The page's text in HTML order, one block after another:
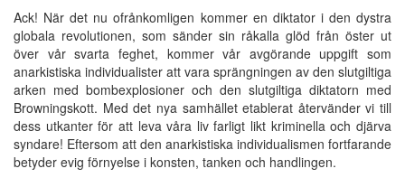
Ack! När det nu ofrånkomligen kommer en diktator i den dystra
globala revolutionen, som sänder sin råkalla glöd från öster ut
över vår svarta feghet, kommer vår avgörande uppgift som
anarkistiska individualister att vara sprängningen av den slutgiltiga
arken med bombexplosioner och den slutgiltiga diktatorn med
Browningskott. Med det nya samhället etablerat återvänder vi till
dess utkanter för att leva våra liv farligt likt kriminella och djärva
syndare! Eftersom att den anarkistiska individualismen fortfarande
betyder evig förnyelse i konsten, tanken och handlingen.